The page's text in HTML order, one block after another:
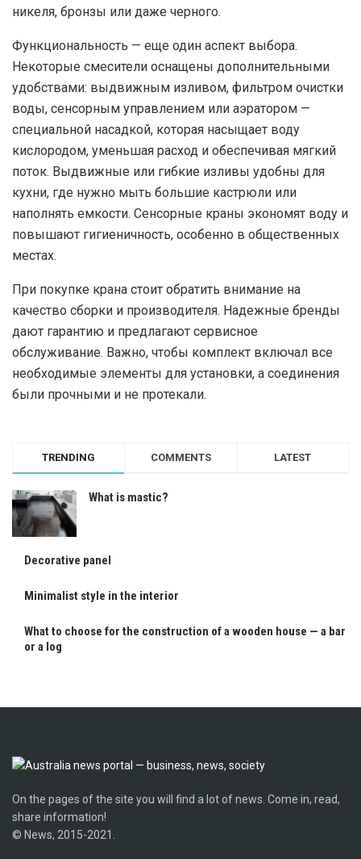
никеля, бронзы или даже черного.
Функциональность — еще один аспект выбора.
Некоторые смесители оснащены дополнительными
удобствами: выдвижным изливом, фильтром очистки
воды, сенсорным управлением или аэратором —
специальной насадкой, которая насыщает воду
кислородом, уменьшая расход и обеспечивая мягкий
поток. Выдвижные или гибкие изливы удобны для
кухни, где нужно мыть большие кастрюли или
наполнять емкости. Сенсорные краны экономят воду и
повышают гигиеничность, особенно в общественных
местах.
При покупке крана стоит обратить внимание на
качество сборки и производителя. Надежные бренды
дают гарантию и предлагают сервисное
обслуживание. Важно, чтобы комплект включал все
необходимые элементы для установки, а соединения
были прочными и не протекали.
TRENDING COMMENTS LATEST
What is mastic?
Decorative panel
Minimalist style in the interior
What to choose for the construction of a wooden house — a bar
or a log
On the pages of the site you will find a lot of news. Come in, read,
share information!
© News, 2015-2021.